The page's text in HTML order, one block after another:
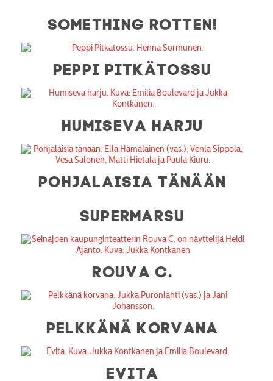
SOMETHING ROTTEN!
PEPPI PITKÄTOSSU
HUMISEVA HARJU
POHJALAISIA TÄNÄÄN
SUPERMARSU
ROUVA C.
PELKKÄNÄ KORVANA
EVITA